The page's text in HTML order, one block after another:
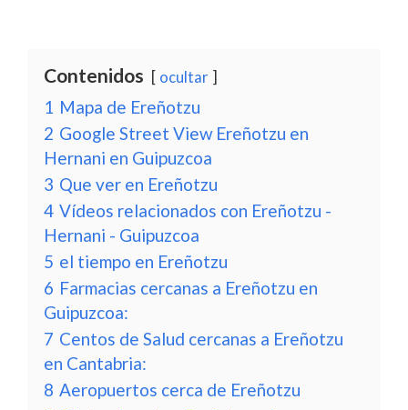
Contenidos ocultar
1 Mapa de Ereñotzu
2 Google Street View Ereñotzu en
Hernani en Guipuzcoa
3 Que ver en Ereñotzu
4 Vídeos relacionados con Ereñotzu -
Hernani - Guipuzcoa
5 el tiempo en Ereñotzu
6 Farmacias cercanas a Ereñotzu en
Guipuzcoa:
7 Centos de Salud cercanas a Ereñotzu
en Cantabria:
8 Aeropuertos cerca de Ereñotzu